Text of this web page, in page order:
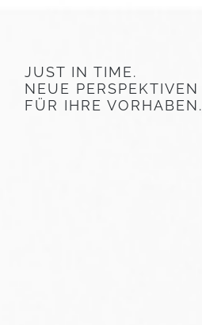
JUST IN TIME.
NEUE PERSPEKTIVEN
FÜR IHRE VORHABEN.